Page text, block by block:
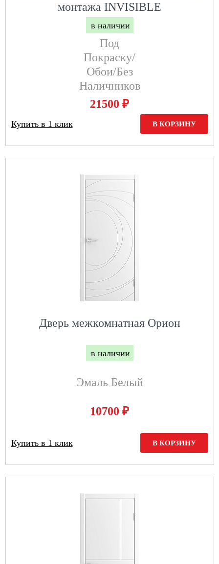
монтажа INVISIBLE
в наличии
Под
Покраску/
Обои/без
Наличников
21500 ₽
Купить в 1 клик В КОРЗИНУ
Дверь межкомнатная Орион
в наличии
Эмаль Белый
10700 ₽
Купить в 1 клик В КОРЗИНУ